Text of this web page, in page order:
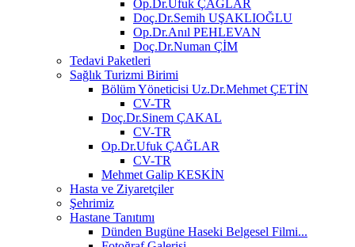
Op.Dr.Ufuk ÇAĞLAR
Doç.Dr.Semih UŞAKLIOĞLU
Op.Dr.Anıl PEHLEVAN
Doç.Dr.Numan ÇİM
Tedavi Paketleri
Sağlık Turizmi Birimi
Bölüm Yöneticisi Uz.Dr.Mehmet ÇETİN
CV-TR
Doç.Dr.Sinem ÇAKAL
CV-TR
Op.Dr.Ufuk ÇAĞLAR
CV-TR
Mehmet Galip KESKİN
Hasta ve Ziyaretçiler
Şehrimiz
Hastane Tanıtımı
Dünden Bugüne Haseki Belgesel Filmi...